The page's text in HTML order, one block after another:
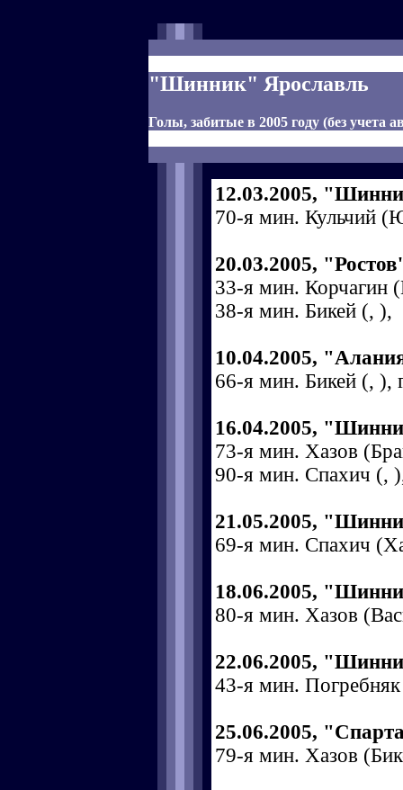
"Шинник" Ярославль
Голы, забитые в 2005 году (без учета
12.03.2005,
70-я мин. Кульчий
20.03.2005,
33-я мин. Корчагин
38-я мин. Бикей (, ),
10.04.2005,
66-я мин. Бикей (, ),
16.04.2005,
73-я мин. Хазов
90-я мин. Спахич (,
21.05.2005,
69-я мин. Спахич
18.06.2005,
80-я мин. Хазов
22.06.2005,
43-я мин.
25.06.2005,
79-я мин. Хазов